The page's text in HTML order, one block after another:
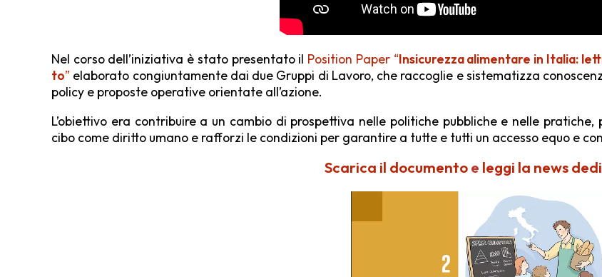
Nel corso dell’iniziativa è stato presentato il Position Paper “Insicurezza ali­mentare in Italia:
to” elaborato congiuntamente dai due Gruppi di Lavoro, che raccoglie e sistematizza
policy e proposte operative orientate all’azione.
L’obiettivo era contribuire a un cambio di prospettiva nelle politiche pubbli­che e nelle
cibo come diritto umano e rafforzi le condizioni per garantire a tutte e tutti un accesso equo e
Scarica il documentoe leggi la news